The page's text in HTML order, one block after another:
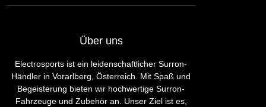
Über uns
Electrosports ist ein leidenschaftlicher Surron-
Händler in Vorarlberg, Österreich. Mit Spaß und
Begeisterung bieten wir hochwertige Surron-
Fahrzeuge und Zubehör an. Unser Ziel ist es,